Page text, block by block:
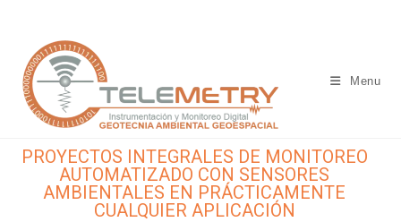
Menu
PROYECTOS INTEGRALES DE MONITOREO
AUTOMATIZADO CON SENSORES
AMBIENTALES EN PRÁCTICAMENTE
CUALQUIER APLICACIÓN